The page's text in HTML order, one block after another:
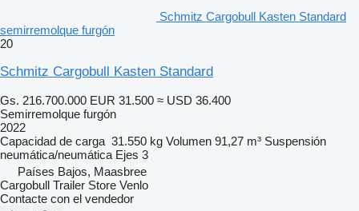
Schmitz Cargobull Kasten Standard
semirremolque furgón
20
Schmitz Cargobull Kasten Standard
Gs. 216.700.000 EUR 31.500 ≈ USD 36.400
Semirremolque furgón
2022
Capacidad de carga 31.550 kg Volumen 91,27 m³ Suspensión
neumática/neumática Ejes 3
Países Bajos, Maasbree
Cargobull Trailer Store Venlo
Contacte con el vendedor